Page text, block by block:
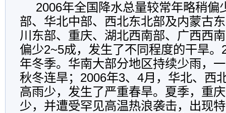
2006年全国降水总量较常年略稍偏
部、华北中部、西北东北部及内蒙古
川东部、重庆、湖北西南部、广西西
偏少2~5成，发生了不同程度的干旱。
年冬季。华南大部分地区持续少雨，
秋冬连旱；2006年3、4月，华北、西
高雨少，发生了严重春旱。夏季，重
少，并遭受罕见高温热浪袭击，出现